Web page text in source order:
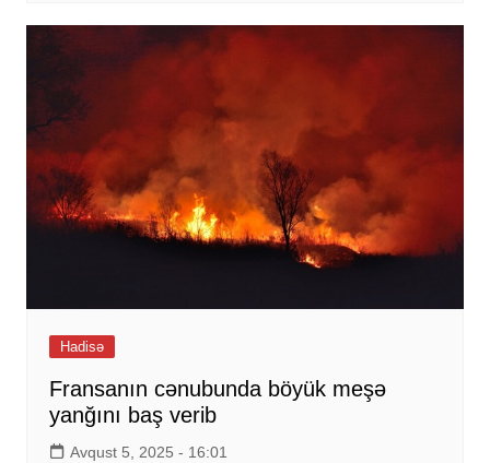
Hadisə
Fransanın cənubunda böyük meşə
yanğını baş verib
Avqust 5, 2025 - 16:01